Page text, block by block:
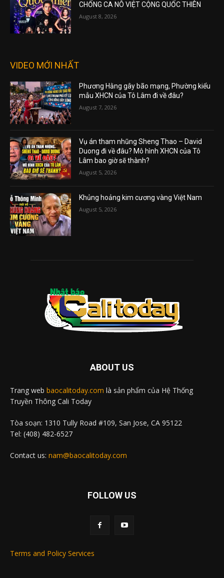
CHỐNG CA NÔ VIỆT CỘNG QUỐC THIÊN
August 8, 2026
VIDEO MỚI NHẤT
Phương Hằng gây bão mạng, Phường kiểu
mẫu XHCN của Tô Lâm đi về đâu?
August 7, 2026
Vụ án tham nhũng Sheng Thao – David
Duong đi về đâu? Mô hình XHCN của Tô
Lâm bao giờ sẽ thành?
August 5, 2026
Khủng hoảng kim cương vàng Việt Nam
August 5, 2026
ABOUT US
Trang web baocalitoday.com là sản phẩm của Hệ Thống
Truyền Thông Cali Today
Tòa soạn: 1310 Tully Road #109, San Jose, CA 95122
Tel: (408) 482-6527
Contact us: nam@baocalitoday.com
FOLLOW US
Terms and Policy Services